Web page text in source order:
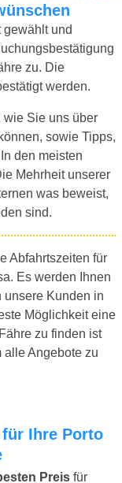
gewählt und
zu. Die
werden.
wie Sie uns über
sowie Tipps,
den meisten
Mehrheit unserer
was beweist,
sind.
Abfahrtszeiten für
Es werden Ihnen
unsere Kunden in
Möglichkeit eine
zu finden ist
Angebote zu
Preis für